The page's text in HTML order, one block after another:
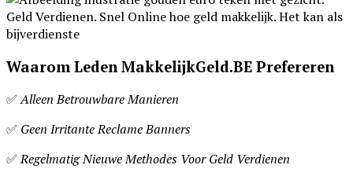
Waarom Leden MakkelijkGeld.BE Prefereren
✅Alleen Betrouwbare Manieren
✅ Geen Irritante Reclame Banners
✅ Regelmatig Nieuwe Methodes Voor Geld Verdienen